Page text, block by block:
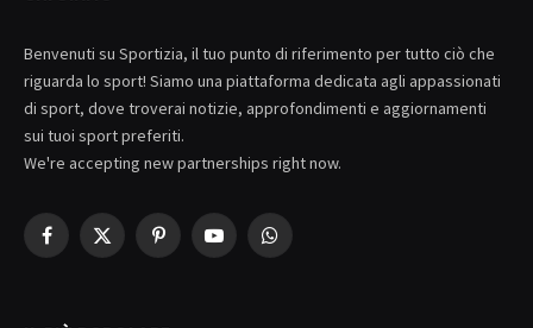
Benvenuti su Sportizia, il tuo punto di riferimento per tutto ciò che
riguarda lo sport! Siamo una piattaforma dedicata agli appassionati
di sport, dove troverai notizie, approfondimenti e aggiornamenti
sui tuoi sport preferiti.
We're accepting new partnerships right now.
Facebook
X
PinterestYouTubeWhatsApp